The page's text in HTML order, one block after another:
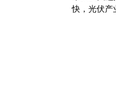
快，光伏产